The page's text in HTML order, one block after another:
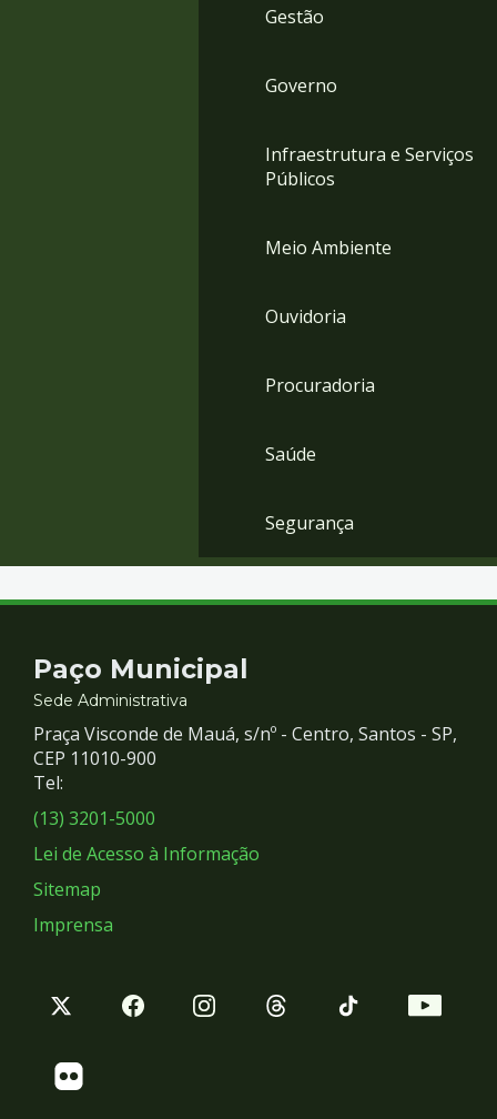
Gestão
Governo
Infraestrutura e Serviços
Públicos
Meio Ambiente
Ouvidoria
Procuradoria
Saúde
Segurança
Contato
e
Redes
Sociais
Paço Municipal
Sede Administrativa
Praça Visconde de Mauá, s/nº - Centro, Santos - SP,
CEP 11010-900
Tel:
(13) 3201-5000
Lei de Acesso à Informação
Sitemap
Imprensa